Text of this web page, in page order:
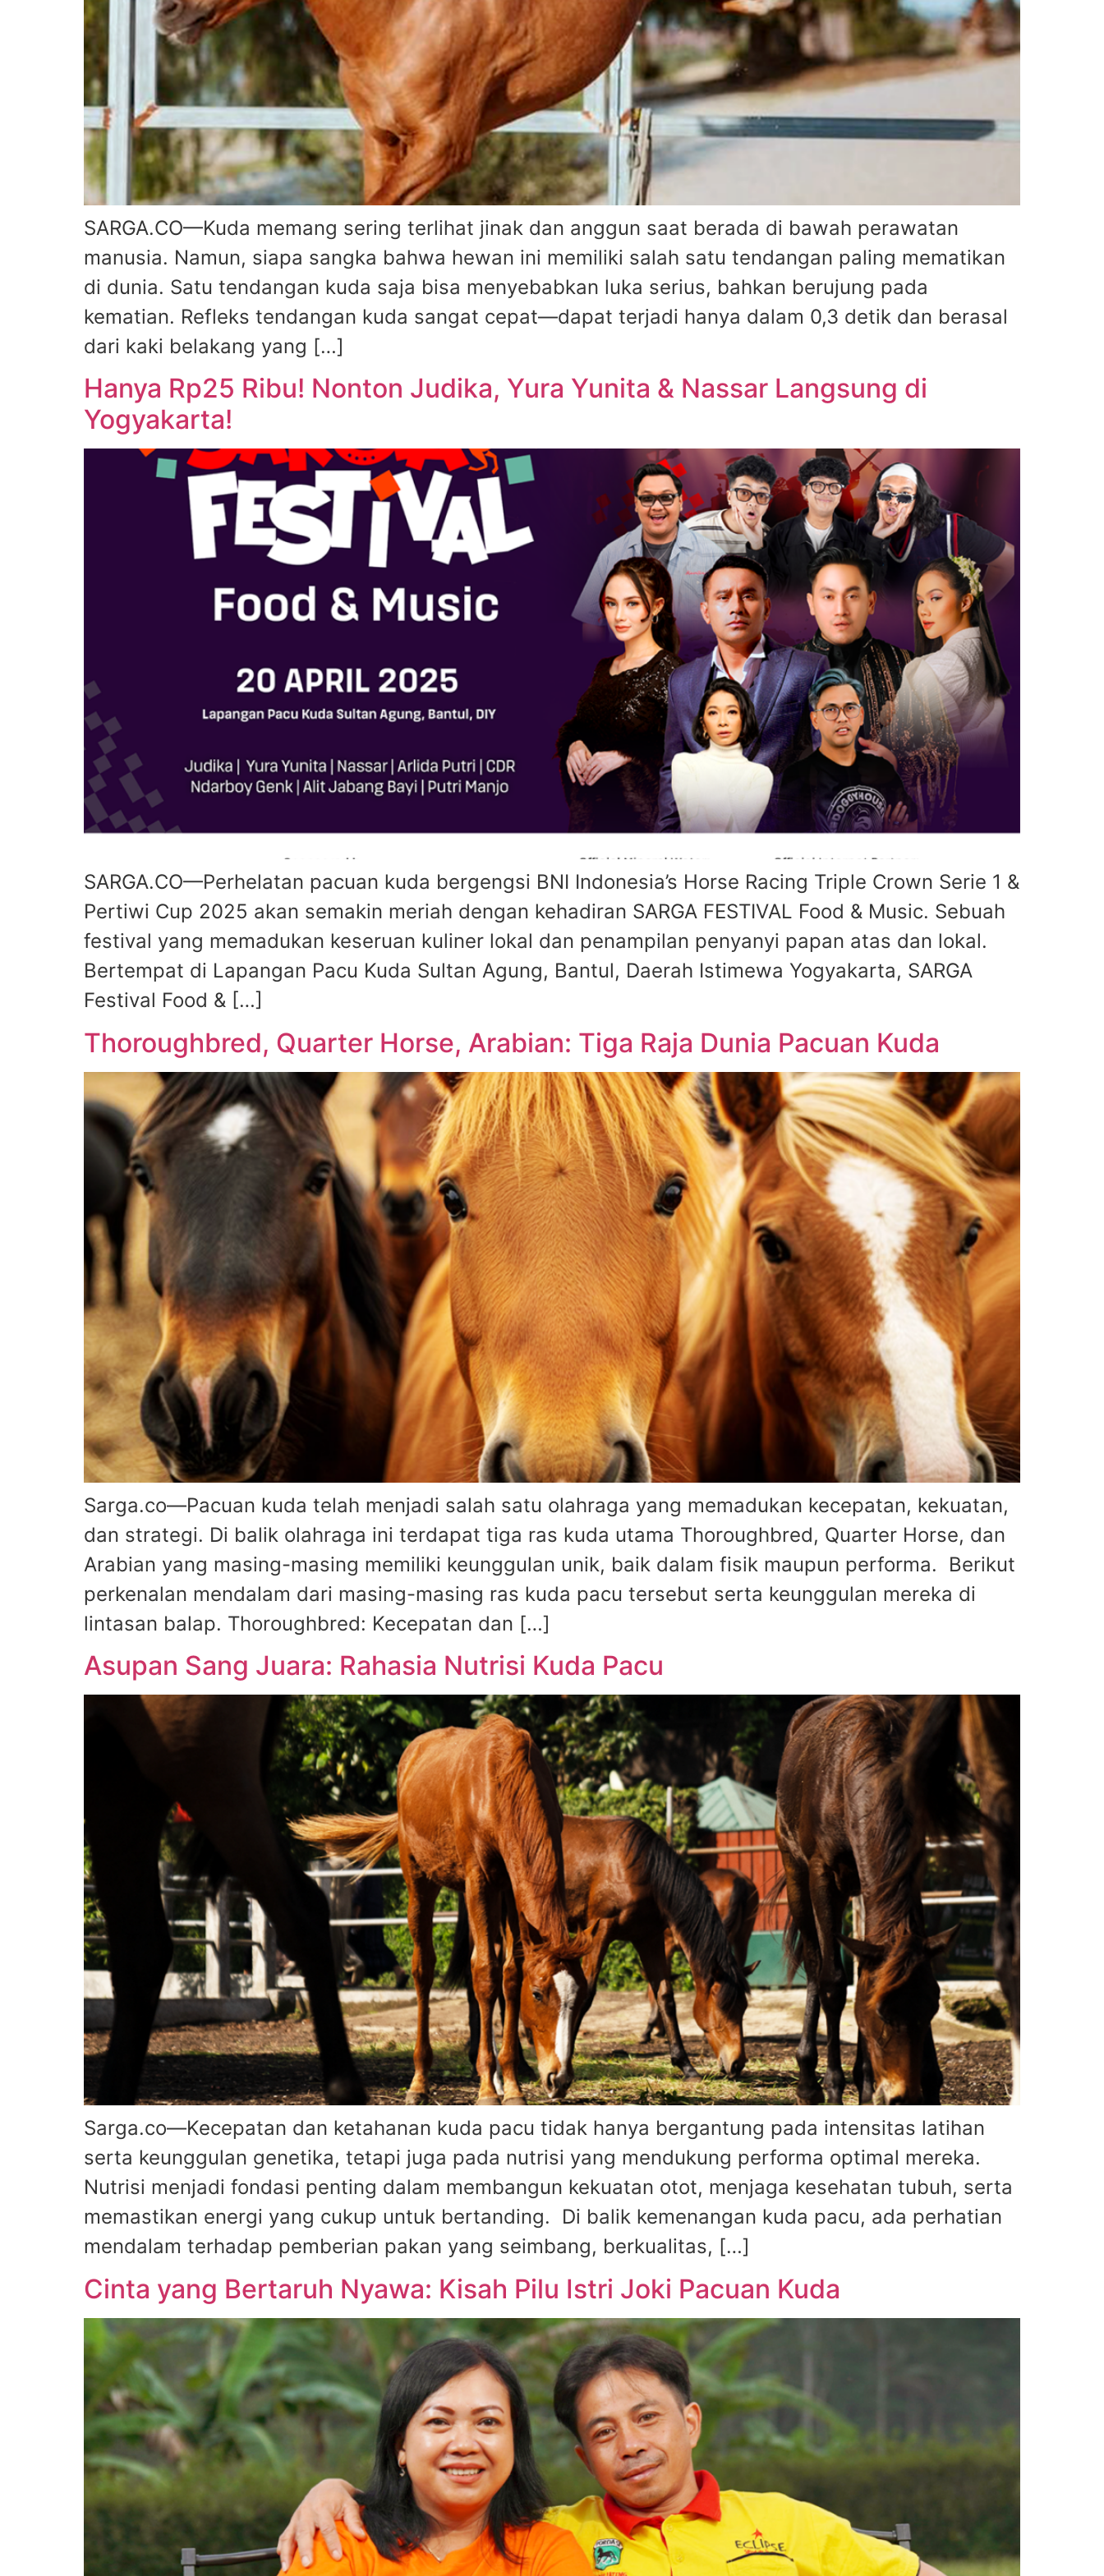
SARGA.CO—Kuda memang sering terlihat jinak dan anggun saat berada di bawah perawatan
manusia. Namun, siapa sangka bahwa hewan ini memiliki salah satu tendangan paling mematikan
di dunia. Satu tendangan kuda saja bisa menyebabkan luka serius, bahkan berujung pada
kematian. Refleks tendangan kuda sangat cepat—dapat terjadi hanya dalam 0,3 detik dan berasal
dari kaki belakang yang […]
Hanya Rp25 Ribu! Nonton Judika, Yura Yunita & Nassar Langsung di
Yogyakarta!
SARGA.CO—Perhelatan pacuan kuda bergengsi BNI Indonesia’s Horse Racing Triple Crown Serie 1 &
Pertiwi Cup 2025 akan semakin meriah dengan kehadiran SARGA FESTIVAL Food & Music. Sebuah
festival yang memadukan keseruan kuliner lokal dan penampilan penyanyi papan atas dan lokal.
Bertempat di Lapangan Pacu Kuda Sultan Agung, Bantul, Daerah Istimewa Yogyakarta, SARGA
Festival Food & […]
Thoroughbred, Quarter Horse, Arabian: Tiga Raja Dunia Pacuan Kuda
Sarga.co—Pacuan kuda telah menjadi salah satu olahraga yang memadukan kecepatan, kekuatan,
dan strategi. Di balik olahraga ini terdapat tiga ras kuda utama Thoroughbred, Quarter Horse, dan
Arabian yang masing-masing memiliki keunggulan unik, baik dalam fisik maupun performa. Berikut
perkenalan mendalam dari masing-masing ras kuda pacu tersebut serta keunggulan mereka di
lintasan balap. Thoroughbred: Kecepatan dan […]
Asupan Sang Juara: Rahasia Nutrisi Kuda Pacu
Sarga.co—Kecepatan dan ketahanan kuda pacu tidak hanya bergantung pada intensitas latihan
serta keunggulan genetika, tetapi juga pada nutrisi yang mendukung performa optimal mereka.
Nutrisi menjadi fondasi penting dalam membangun kekuatan otot, menjaga kesehatan tubuh, serta
memastikan energi yang cukup untuk bertanding. Di balik kemenangan kuda pacu, ada perhatian
mendalam terhadap pemberian pakan yang seimbang, berkualitas, […]
Cinta yang Bertaruh Nyawa: Kisah Pilu Istri Joki Pacuan Kuda